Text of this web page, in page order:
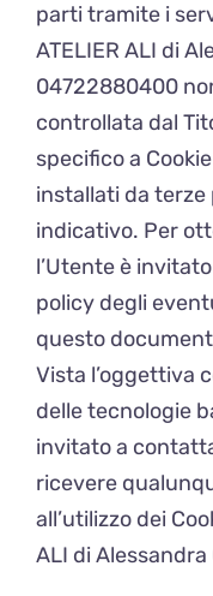
parti tramite i
ATELIER ALI di
04722880400
controllata dal
specifico a
installati da terze
indicativo. Per
l’Utente è
policy degli
questo
Vista l’oggettiva
delle tecnologie
invitato a
ricevere
all’utilizzo dei
ALI di